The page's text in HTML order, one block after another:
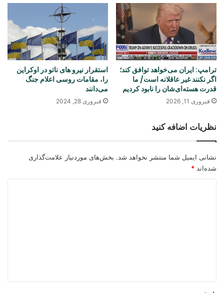
ترامپ: ایران می‌خواهد توافق کند؛
اگر نکنند غیر عاقلانه است/ ما
قدرت هسته‌ای‌شان را نابود کردیم
فبروری 11, 2026
استقرار نیرو های ناتو در اوکراین
را، مقامات روسی اعلام جنگ
می‌دانند
فبروری 28, 2024
نظریات اضافه کنید
نشانی ایمیل شما منتشر نخواهد شد. بخش‌های موردنیاز علامت‌گذاری
شده‌اند *